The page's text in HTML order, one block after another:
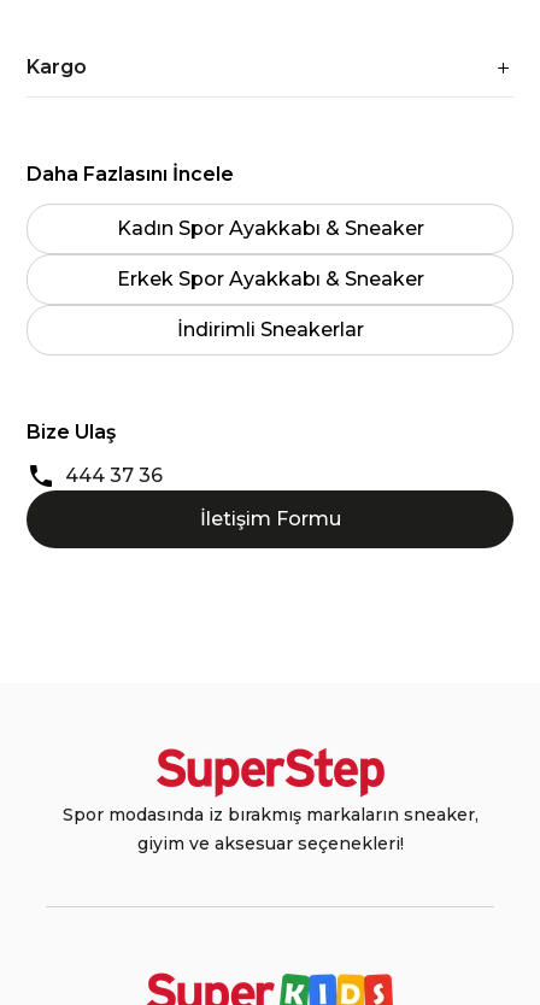
Kargo
Daha Fazlasını İncele
Kadın Spor Ayakkabı & Sneaker
Erkek Spor Ayakkabı & Sneaker
İndirimli Sneakerlar
Bize Ulaş
444 37 36
İletişim Formu
Spor modasında iz bırakmış markaların sneaker,
giyim ve aksesuar seçenekleri!